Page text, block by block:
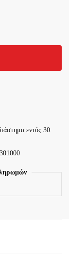
εντός 30